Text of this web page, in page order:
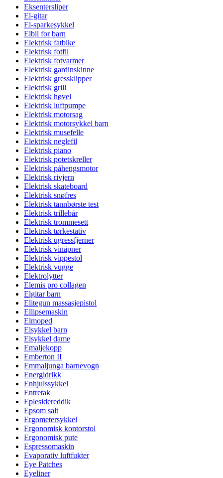
Eksentersliper
El-gitar
El-sparkesykkel
Elbil for barn
Elektrisk fatbike
Elektrisk fotfil
Elektrisk fotvarmer
Elektrisk gardinskinne
Elektrisk gressklipper
Elektrisk grill
Elektrisk høvel
Elektrisk luftpumpe
Elektrisk motorsag
Elektrisk motorsykkel barn
Elektrisk musefelle
Elektrisk neglefil
Elektrisk piano
Elektrisk potetskreller
Elektrisk påhengsmotor
Elektrisk rivjern
Elektrisk skateboard
Elektrisk snøfres
Elektrisk tannbørste test
Elektrisk trillebår
Elektrisk trommesett
Elektrisk tørkestativ
Elektrisk ugressfjerner
Elektrisk vinåpner
Elektrisk vippestol
Elektrisk vugge
Elektrolytter
Elemis pro collagen
Elgitar barn
Elitegun massasjepistol
Ellipsemaskin
Elmoped
Elsykkel barn
Elsykkel dame
Emaljekopp
Emberton II
Emmaljunga barnevogn
Energidrikk
Enhjulssykkel
Entretak
Eplesidereddik
Epsom salt
Ergometersykkel
Ergonomisk kontorstol
Ergonomisk pute
Espressomaskin
Evaporativ luftfukter
Eye Patches
Eyeliner